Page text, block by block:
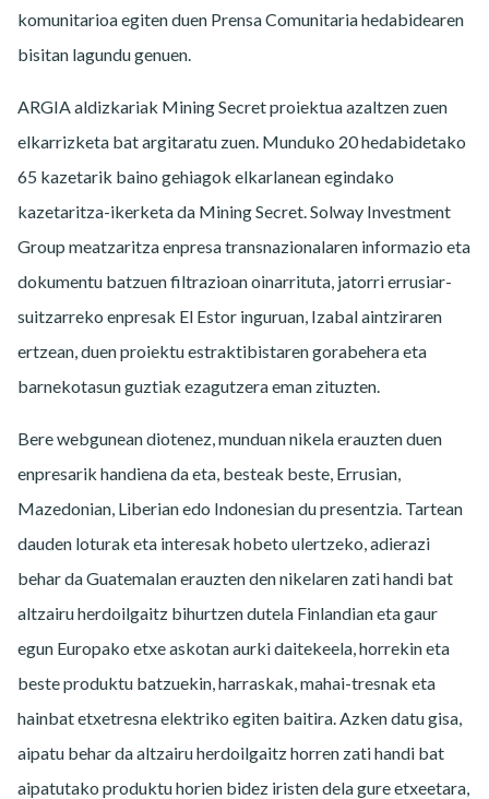
komunitarioa egiten duen Prensa Comunitaria hedabidearen
bisitan lagundu genuen.
ARGIA aldizkariak Mining Secret proiektua azaltzen zuen
elkarrizketa bat argitaratu zuen. Munduko 20 hedabidetako
65 kazetarik baino gehiagok elkarlanean egindako
kazetaritza-ikerketa da Mining Secret. Solway Investment
Group meatzaritza enpresa transnazionalaren informazio eta
dokumentu batzuen filtrazioan oinarrituta, jatorri errusiar-
suitzarreko enpresak El Estor inguruan, Izabal aintziraren
ertzean, duen proiektu estraktibistaren gorabehera eta
barnekotasun guztiak ezagutzera eman zituzten.
Bere webgunean diotenez, munduan nikela erauzten duen
enpresarik handiena da eta, besteak beste, Errusian,
Mazedonian, Liberian edo Indonesian du presentzia. Tartean
dauden loturak eta interesak hobeto ulertzeko, adierazi
behar da Guatemalan erauzten den nikelaren zati handi bat
altzairu herdoilgaitz bihurtzen dutela Finlandian eta gaur
egun Europako etxe askotan aurki daitekeela, horrekin eta
beste produktu batzuekin, harraskak, mahai-tresnak eta
hainbat etxetresna elektriko egiten baitira. Azken datu gisa,
aipatu behar da altzairu herdoilgaitz horren zati handi bat
aipatutako produktu horien bidez iristen dela gure etxeetara,